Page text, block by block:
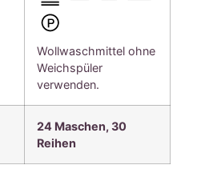
Wollwaschmittel ohne
Weichspüler
verwenden.
24 Maschen, 30
Reihen